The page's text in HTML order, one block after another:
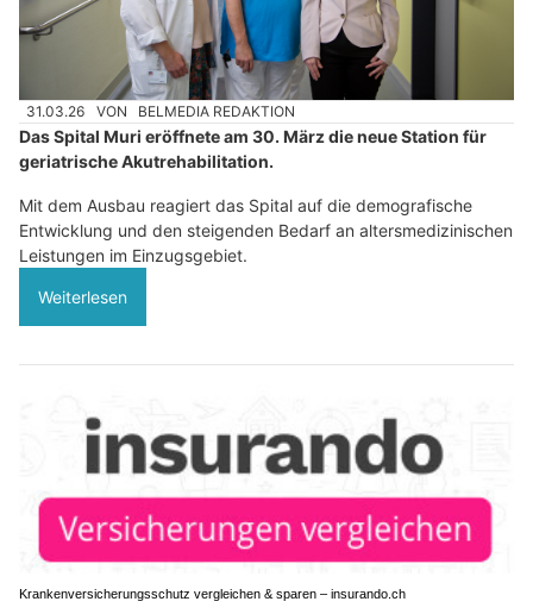
31.03.26 VON BELMEDIA REDAKTION
Das Spital Muri eröffnete am 30. März die neue Station für
geriatrische Akutrehabilitation.
Mit dem Ausbau reagiert das Spital auf die demografische
Entwicklung und den steigenden Bedarf an altersmedizinischen
Leistungen im Einzugsgebiet.
Weiterlesen
Krankenversicherungsschutz vergleichen & sparen – insurando.ch